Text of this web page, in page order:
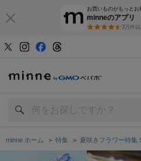
お買いものがもっとお
minneのアプリ
3万件以
minne ホーム ＞ 特集 ＞ 夏咲きフラワー特集